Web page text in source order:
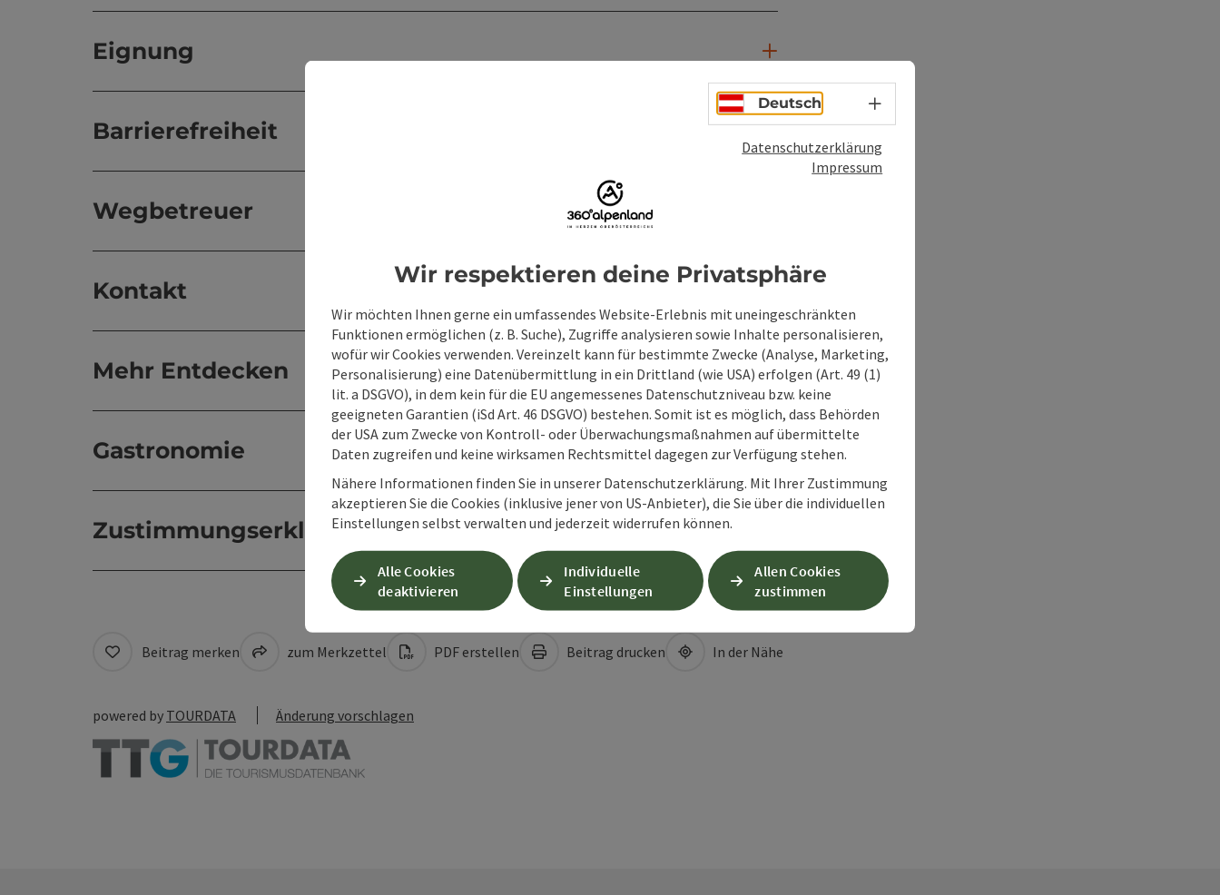
Eignung
Barrierefreiheit
Wegbetreuer
Kontakt
Mehr Entdecken
Gastronomie
Zustimmungserklärung
Beitrag merken zum Merkzettel PDF erstellen Beitrag drucken In der Nähe
powered by TOURDATA Änderung vorschlagen
Deutsch Sprachwahl - Menü öffnen
Datenschutzerklärung
Impressum
Wir respektieren deine Privatsphäre
Wir möchten Ihnen gerne ein umfassendes Website-Erlebnis mit uneingeschränkten
Funktionen ermöglichen (z. B. Suche), Zugriffe analysieren sowie Inhalte personalisieren,
wofür wir Cookies verwenden. Vereinzelt kann für bestimmte Zwecke (Analyse, Marketing,
Personalisierung) eine Datenübermittlung in ein Drittland (wie USA) erfolgen (Art. 49 (1)
lit. a DSGVO), in dem kein für die EU angemessenes Datenschutzniveau bzw. keine
geeigneten Garantien (iSd Art. 46 DSGVO) bestehen. Somit ist es möglich, dass Behörden
der USA zum Zwecke von Kontroll- oder Überwachungsmaßnahmen auf übermittelte
Daten zugreifen und keine wirksamen Rechtsmittel dagegen zur Verfügung stehen.
Nähere Informationen finden Sie in unserer Datenschutzerklärung. Mit Ihrer Zustimmung
akzeptieren Sie die Cookies (inklusive jener von US-Anbieter), die Sie über die individuellen
Einstellungen selbst verwalten und jederzeit widerrufen können.
Alle Cookies
deaktivieren
Individuelle
Einstellungen
Allen Cookies
zustimmen